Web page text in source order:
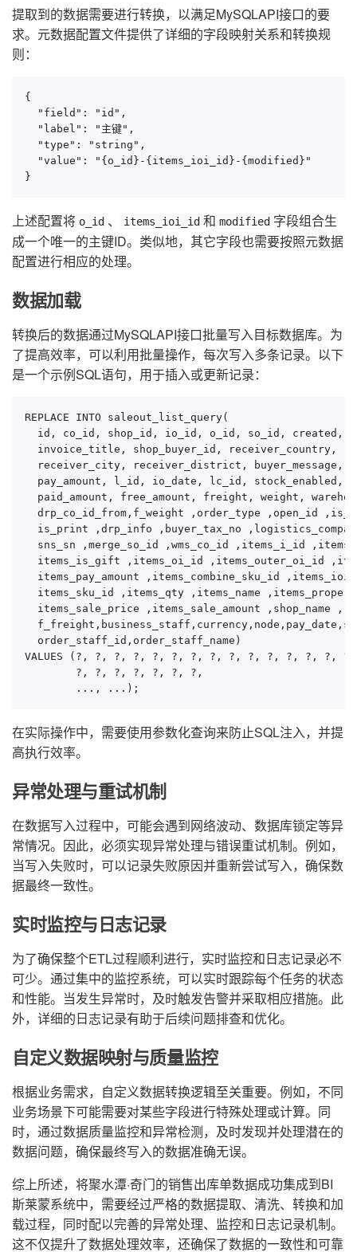
提取到的数据需要进行转换，以满足MySQLAPI接口的要
求。元数据配置文件提供了详细的字段映射关系和转换规
则：
{
  "field": "id",
  "label": "主键",
  "type": "string",
  "value": "{o_id}-{items_ioi_id}-{modified}"
}
上述配置将 o_id 、 items_ioi_id 和 modified 字段组合生
成一个唯一的主键ID。类似地，其它字段也需要按照元数据
配置进行相应的处理。
数据加载
转换后的数据通过MySQLAPI接口批量写入目标数据库。为
了提高效率，可以利用批量操作，每次写入多条记录。以下
是一个示例SQL语句，用于插入或更新记录：
REPLACE INTO saleout_list_query(
id, co_id, shop_id, io_id, o_id, so_id, created,
invoice_title, shop_buyer_id, receiver_country,
receiver_city, receiver_district, buyer_message,
pay_amount, l_id, io_date, lc_id, stock_enabled,
paid_amount, free_amount, freight, weight,
drp_co_id_from,f_weight ,order_type ,open_id
is_print ,drp_info ,buyer_tax_no
sns_sn ,merge_so_id ,wms_co_id ,items_i_id
items_is_gift ,items_oi_id ,items_outer_oi_id
items_pay_amount ,items_combine_sku_id
items_sku_id ,items_qty ,items_name
  items_sale_price ,items_sale_amount ,shop_name ,
  order_staff_id,order_staff_name)
VALUES (?, ?, ?, ?, ?, ?, ?, ?, ?, ?, ?, ?, ?, ?,
        ?, ?, ?, ?, ?, ?, ?,
        ..., ...);
在实际操作中，需要使用参数化查询来防止SQL注入，并提
高执行效率。
异常处理与重试机制
在数据写入过程中，可能会遇到网络波动、数据库锁定等异
常情况。因此，必须实现异常处理与错误重试机制。例如，
当写入失败时，可以记录失败原因并重新尝试写入，确保数
据最终一致性。
实时监控与日志记录
为了确保整个ETL过程顺利进行，实时监控和日志记录必不
可少。通过集中的监控系统，可以实时跟踪每个任务的状态
和性能。当发生异常时，及时触发告警并采取相应措施。此
外，详细的日志记录有助于后续问题排查和优化。
自定义数据映射与质量监控
根据业务需求，自定义数据转换逻辑至关重要。例如，不同
业务场景下可能需要对某些字段进行特殊处理或计算。同
时，通过数据质量监控和异常检测，及时发现并处理潜在的
数据问题，确保最终写入的数据准确无误。
综上所述，将聚水潭·奇门的销售出库单数据成功集成到BI
斯莱蒙系统中，需要经过严格的数据提取、清洗、转换和加
载过程，同时配以完善的异常处理、监控和日志记录机制。
这不仅提升了数据处理效率，还确保了数据的一致性和可靠